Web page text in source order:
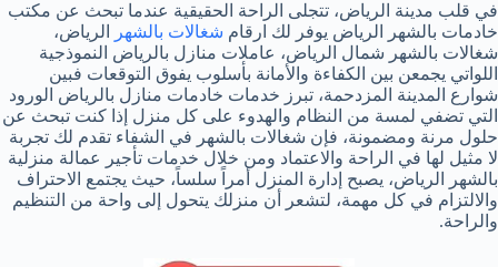
في قلب مدينة الرياض، تتجلى الراحة الحقيقية عندما تبحث عن مكتب
خادمات بالشهر الرياض يوفر لك ارقام شغالات بالشهر
الرياض،
شغالات بالشهر شمال الرياض، عاملات منازل بالرياض النموذجية
اللواتي يجمعن بين الكفاءة والأمانة بأسلوب يفوق التوقعات فبين
شوارع المدينة المزدحمة، تبرز خدمات خادمات منازل بالرياض الورود
التي تضفي لمسة من النظام والهدوء على كل منزل إذا كنت تبحث عن
حلول مرنة ومضمونة، فإن شغالات بالشهر في الشفاء تقدم لك تجربة
لا مثيل لها في الراحة والاعتماد ومن خلال خدمات تأجير عمالة منزلية
بالشهر الرياض، يصبح إدارة المنزل أمراً سلساً، حيث يجتمع الاحتراف
والالتزام في كل مهمة، لتشعر أن منزلك يتحول إلى واحة من التنظيم
والراحة.